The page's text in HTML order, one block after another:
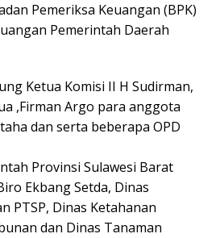
Pemeriksa Keuangan (BPK)
Pemerintah Daerah
Ketua Komisi II H Sudirman,
,Firman Argo para anggota
dan serta beberapa OPD
Provinsi Sulawesi Barat
Ekbang Setda, Dinas
PTSP, Dinas Ketahanan
dan Dinas Tanaman